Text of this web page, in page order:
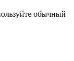
обычный